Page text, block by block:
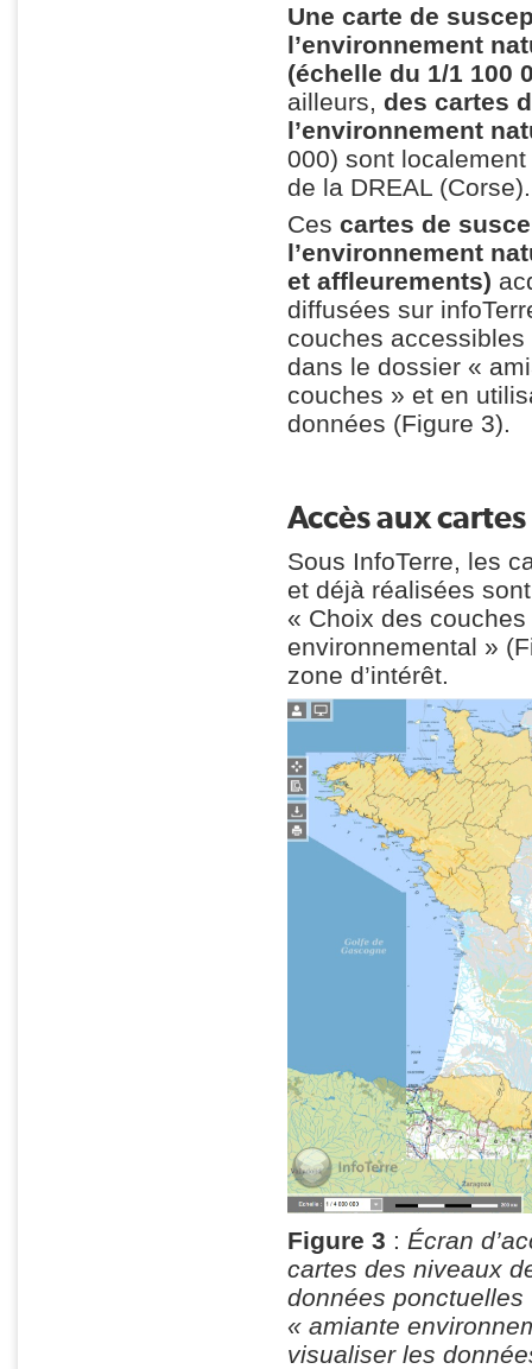
Une carte de
l’environnement
(échelle du 1/1 100
ailleurs, des cartes
l’environnement
000) sont
de la DREAL (Corse).
Ces cartes de
l’environnement
et affleurements)
diffusées sur
couches
dans le dossier «
couches » et en
données (Figure 3).
Accès aux cartes
Sous InfoTerre, les
et déjà réalisées
« Choix des
environnemental »
zone d’intérêt.
Figure 3 : Écran
cartes des niveaux
données
« amiante
visualiser les